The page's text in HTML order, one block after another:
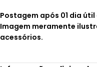
Postagem após 01 dia
Imagem meramente
acessórios.